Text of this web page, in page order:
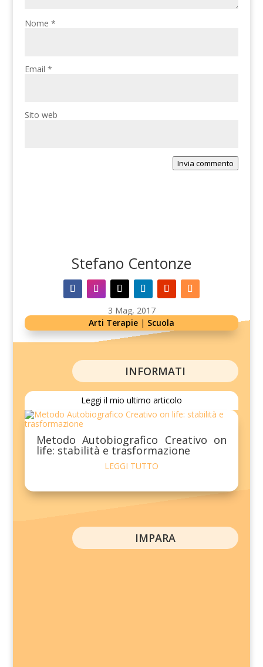
Nome*
Email*
Sito web
Invia commento
Stefano Centonze
3 Mag, 2017
Arti Terapie | Scuola
INFORMATI
Leggi il mio ultimo articolo
Metodo Autobiografico Creativo on
life: stabilità e trasformazione
LEGGI TUTTO
IMPARA